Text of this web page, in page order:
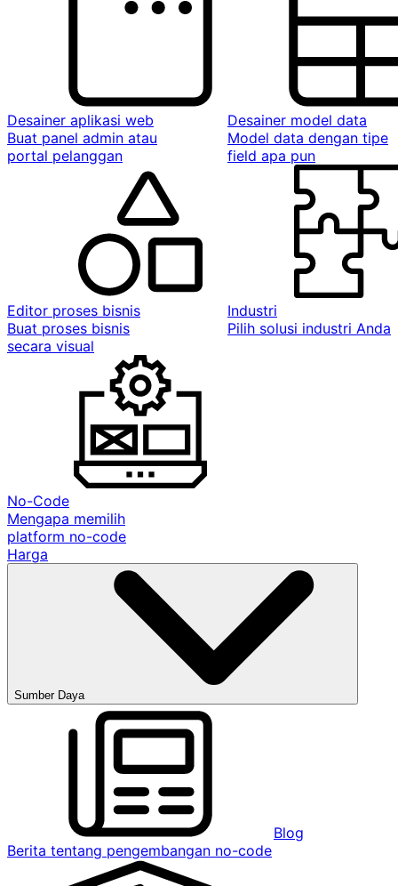
Desainer aplikasi web
Buat panel admin atau
portal pelanggan
Desainer model data
Model data dengan tipe
field apa pun
Editor proses bisnis
Buat proses bisnis
secara visual
Industri
Pilih solusi industri Anda
No-Code
Mengapa memilih
platform no-code
Harga
Sumber Daya
Blog
Berita tentang pengembangan no-code